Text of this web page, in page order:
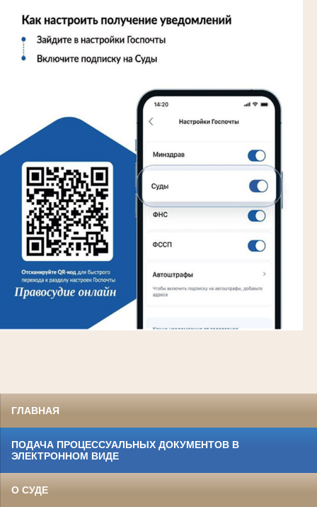
ГЛАВНАЯ
ПОДАЧА ПРОЦЕССУАЛЬНЫХ ДОКУМЕНТОВ В
ЭЛЕКТРОННОМ ВИДЕ
О СУДЕ